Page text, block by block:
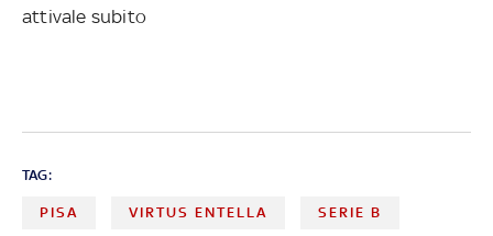
attivale subito
TAG:
PISA VIRTUS ENTELLA SERIE B